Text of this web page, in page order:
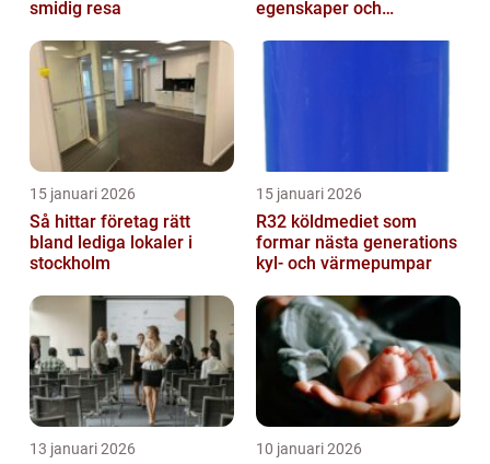
smidig resa
egenskaper och
15 januari 2026
Så hittar företag rätt
bland lediga lokaler i
stockholm
15 januari 2026
R32 köldmediet som
formar nästa generations
kyl- och värmepumpar
13 januari 2026 10 januari 2026